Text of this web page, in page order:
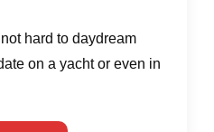
hard to daydream
on a yacht or even in